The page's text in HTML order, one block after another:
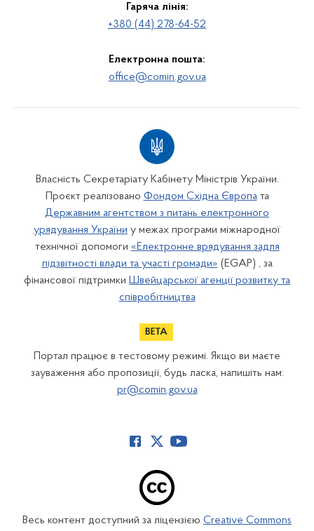
Гаряча лінія:
+380 (44) 278-64-52
Електронна пошта:
office@comin.gov.ua
Власність Секретаріату Кабінету Міністрів України.
Проєкт реалізовано Фондом Східна Європата
Державним агентством з питань електронного
урядування України у межах програми міжнародної
технічної допомоги «Електронне врядування задля
підзвітності влади та участі громади» (EGAP) , за
фінансової підтримки Швейцарської агенції розвитку та
співробітництва
Портал працює в тестовому режимі. Якщо ви маєте
зауваження або пропозиції, будь ласка, напишіть нам:
pr@comin.gov.ua
Весь контент доступний за ліцензією Creative Commons